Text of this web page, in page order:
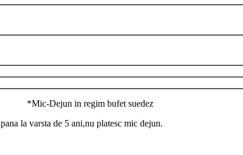
*Mic-Dejun in regim bufet suedez
la varsta de 5 ani,nu platesc mic dejun.